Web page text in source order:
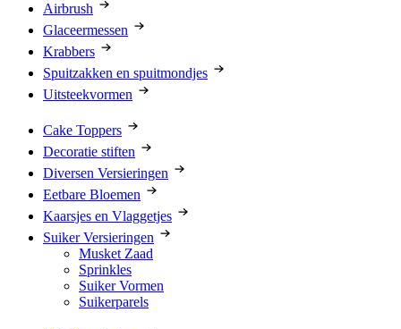
Airbrush
Glaceermessen
Krabbers
Spuitzakken en spuitmondjes
Uitsteekvormen
Cake Toppers
Decoratie stiften
Diversen Versieringen
Eetbare Bloemen
Kaarsjes en Vlaggetjes
Suiker Versieringen
Musket Zaad
Sprinkles
Suiker Vormen
Suikerparels